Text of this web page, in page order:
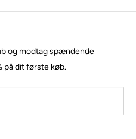
er etableret i 2020, vi
til både privat &
i Brabrand.
og modtag spændende
på dit første køb.